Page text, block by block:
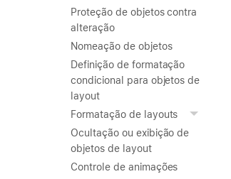
Proteção de objetos contra
alteração
Nomeação de objetos
Definição de formatação
condicional para objetos de
layout
Formatação de layouts
Ocultação ou exibição de
objetos de layout
Controle de animações